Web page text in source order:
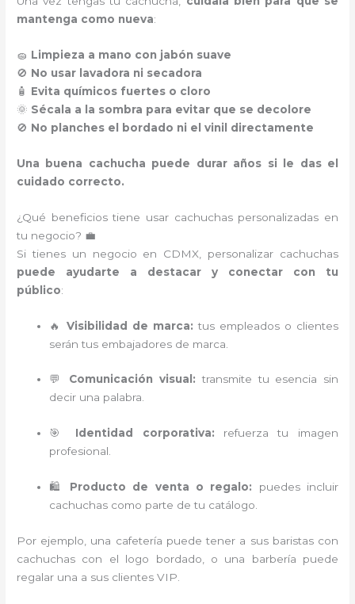
mantenga como nueva:
🧽 Limpieza a mano con jabón suave
🚫 No usar lavadora ni secadora
🧴 Evita químicos fuertes o cloro
🌞 Sécala a la sombra para evitar que se decolore
🚫 No planches el bordado ni el vinil directamente
Una buena cachucha puede durar años si le das el
cuidado correcto.
¿Qué beneficios tiene usar cachuchas personalizadas en
tu negocio? 💼
Si tienes un negocio en CDMX, personalizar cachuchas
puede ayudarte a destacar y conectar con tu
público:
🔥Visibilidad de marca: tus empleados o clientes
serán tus embajadores de marca.
💬 Comunicación visual: transmite tu esencia sin
decir una palabra.
🎯 Identidad corporativa: refuerza tu imagen
profesional.
🛍️ Producto de venta o regalo: puedes incluir
cachuchas como parte de tu catálogo.
Por ejemplo, una cafetería puede tener a sus baristas con
cachuchas con el logo bordado, o una barbería puede
regalar una a sus clientes VIP.